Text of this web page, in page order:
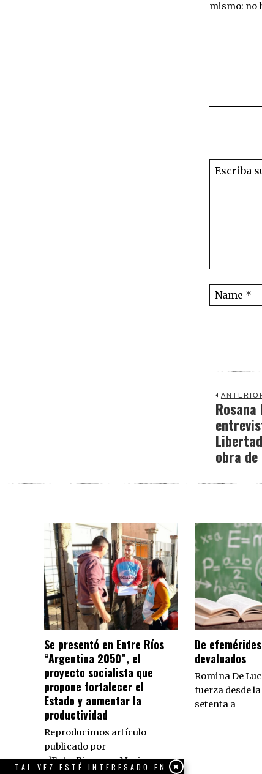
mismo: no
Previous
post:
Rosana
obra
Se presentó en Entre Ríos
“Argentina 2050”, el
proyecto socialista que
propone fortalecer el
Estado y aumentar la
productividad
Reproducimos artículo
publicado por
elEntreRios.com Marina
De
devaluados
Romina De
fuerza desde
setenta a
TAL VEZ ESTÉ INTERESADO EN